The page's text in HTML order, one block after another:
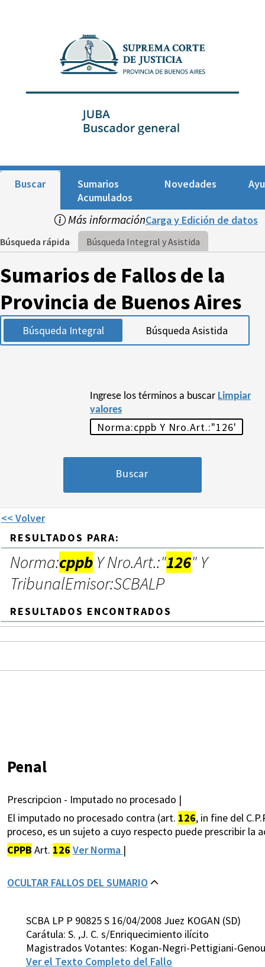
Buscar
Sumarios
Acumulados
Novedades
Más informaciónCarga y Edición de datos
Búsqueda rápida Búsqueda Integral y Asistida
Sumarios de Fallos de la
Provincia de Buenos Aires
Búsqueda Integral Búsqueda Asistida
Ingrese los términos a buscar Limpiar
valores
<< Volver
RESULTADOS PARA:
Norma:cppb Y Nro.Art.:"126" Y
TribunalEmisor:SCBALP
RESULTADOS ENCONTRADOS
Penal
Prescripcion - Imputado no procesado |
El imputado no procesado contra (art. 126, in fine del
proceso, es un sujeto a cuyo respecto puede prescribir la
CPPB Art. 126 Ver Norma |
OCULTAR FALLOS DEL SUMARIO
SCBA LP P 90825 S 16/04/2008 Juez KOGAN (SD)
Carátula: S. ,J. C. s/Enriquecimiento ilícito
Magistrados Votantes: Kogan-Negri-Pettigiani-
Ver el Texto Completo del Fallo